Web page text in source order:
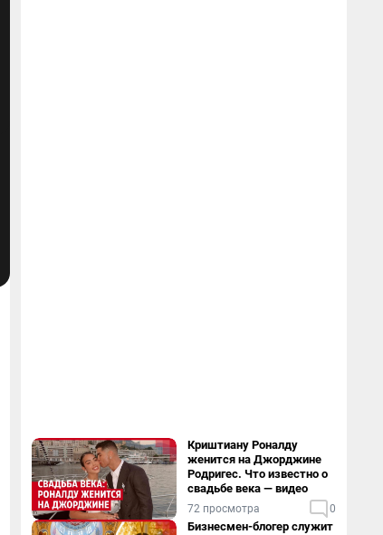
Криштиану Роналду
женится на Джорджине
Родригес. Что известно о
свадьбе века — видео
72 просмотра 0
Бизнесмен-блогер служит